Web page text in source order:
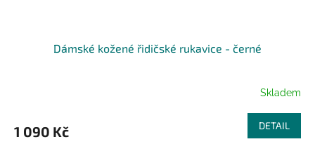
Dámské kožené řidičské rukavice - černé
Skladem
1 090 Kč DETAIL